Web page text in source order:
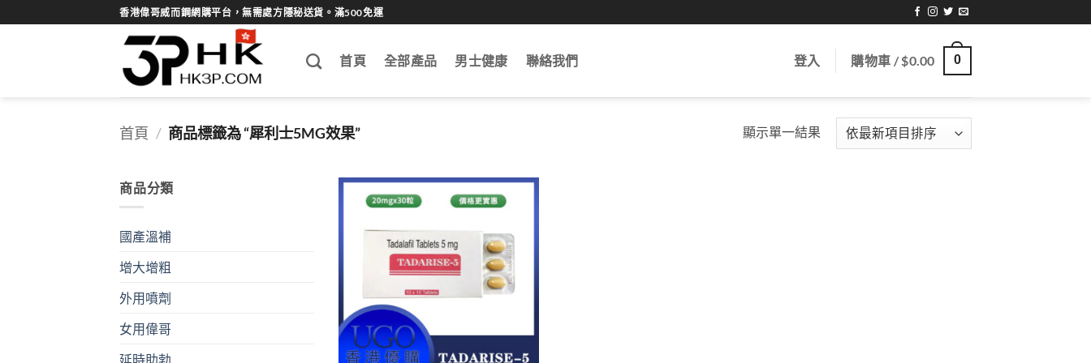
to
香港偉哥威而鋼網購平台，無需處方隱秘送貨。滿500免運
首頁 全部產品 男士健康 聯絡我們 登入 購物車 /$0.00 0
首頁 / 商品標籤為 “犀利士5MG效果” 顯示單一結果
商品分類
國產溫補
增大增粗
外用噴劑
女用偉哥
延時助勃